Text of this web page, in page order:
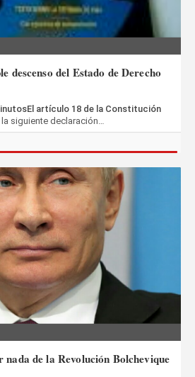
descenso del Estado de Derecho
artículo 18 de la Constitución
siguiente declaración…
nada de la Revolución Bolchevique